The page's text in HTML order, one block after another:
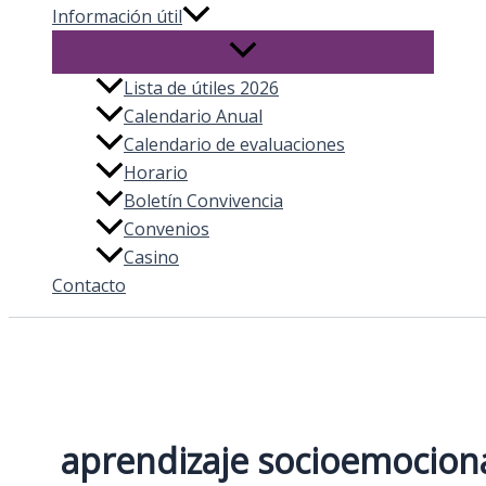
Información útil
Lista de útiles 2026
Calendario Anual
Calendario de evaluaciones
Horario
Boletín Convivencia
Convenios
Casino
Contacto
aprendizaje